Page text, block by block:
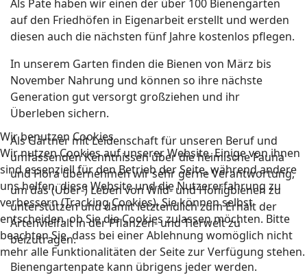
Als Pate haben wir einen der über 100 Bienengärten
auf den Friedhöfen in Eigenarbeit erstellt und werden
diesen auch die nächsten fünf Jahre kostenlos pflegen.
In unserem Garten finden die Bienen von März bis
November Nahrung und können so ihre nächste
Generation gut versorgt großziehen und ihr
Überleben sichern.
Als Gärtner mit Leidenschaft für unseren Beruf und
umfassenden Kenntnissen über die heimische Fauna
und Flora übernehmen wir sehr gerne Verantwortung,
um das (Über-) Leben von Wild- und Honigbienen zu
unterstützen und damit letztendlich zum Erhalt der
Artenvielfalt in der Pflanzen- und Tierwelt zu
beizutragen.
Bienengartenpate kann übrigens jeder werden.
Wir benutzen Cookies
Wir nutzen Cookies auf unserer Website. Einige von ihnen
sind essenziell für den Betrieb der Seite, während andere
uns helfen, diese Website und die Nutzererfahrung zu
verbessern (Tracking Cookies). Sie können selbst
entscheiden, ob Sie die Cookies zulassen möchten. Bitte
beachten Sie, dass bei einer Ablehnung womöglich nicht
mehr alle Funktionalitäten der Seite zur Verfügung stehen.